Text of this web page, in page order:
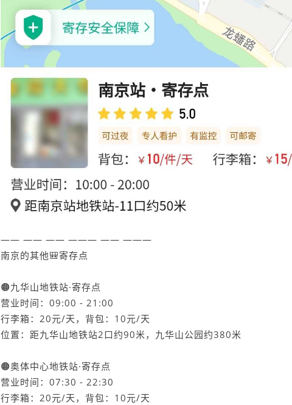
—— —— —— ——— —— ———
南京的其他🎒寄存点
🟠九华山地铁站·寄存点
营业时间：09:00 - 21:00
行李箱：20元/天，背包：10元/天
位置：距九华山地铁站2口约90米，九华山公园约380米
🟠奥体中心地铁站·寄存点
营业时间：07:30 - 22:30
行李箱：20元/天，背包：10元/天